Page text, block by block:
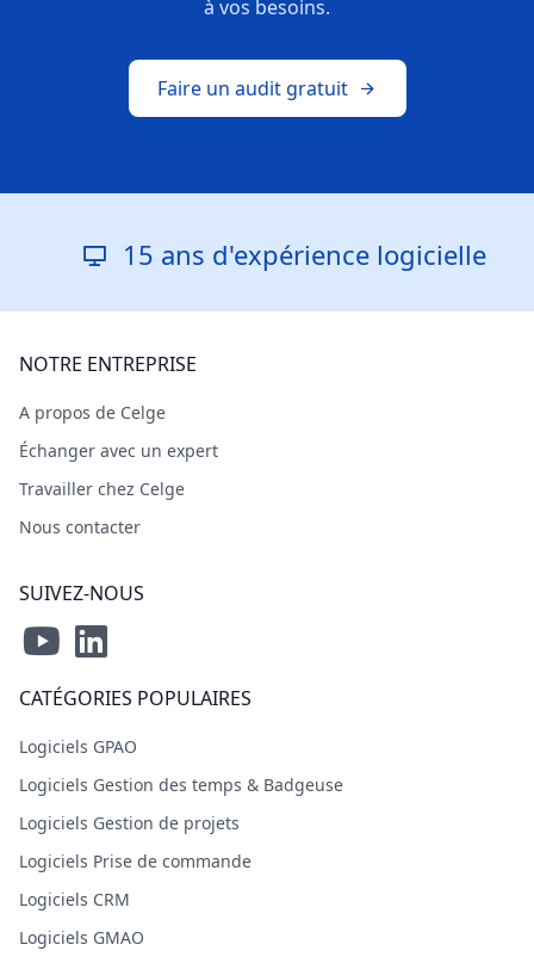
à vos besoins.
Faire un audit gratuit
15 ans d'expérience logicielle
NOTRE ENTREPRISE
A propos de Celge
Échanger avec un expert
Travailler chez Celge
Nous contacter
SUIVEZ-NOUS
CATÉGORIES POPULAIRES
Logiciels GPAO
Logiciels Gestion des temps & Badgeuse
Logiciels Gestion de projets
Logiciels Prise de commande
Logiciels CRM
Logiciels GMAO